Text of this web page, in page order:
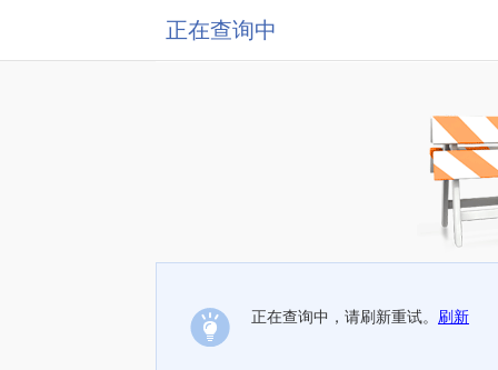
正在查询中
正在查询中，请刷新重试。 刷新